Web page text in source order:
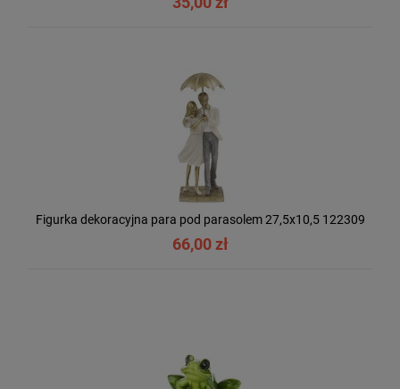
Figurka dekoracyjna para pod parasolem 27,5x10,5 122309
66,00 zł